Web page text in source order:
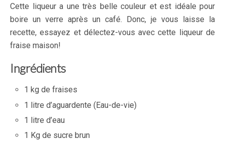
Cette liqueur a une très belle couleur et est idéale pour
boire un verre après un café. Donc, je vous laisse la
recette, essayez et délectez-vous avec cette liqueur de
fraise maison!
Ingrédients
1 kg de fraises
1 litre d’aguardente (Eau-de-vie)
1 litre d’eau
1 Kg de sucre brun